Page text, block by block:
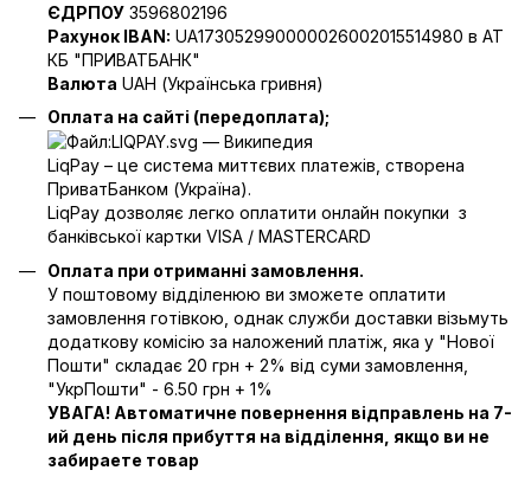
ЄДРПОУ 3596802196
Рахунок IBAN: UA173052990000026002015514980 в АТ
КБ "ПРИВАТБАНК"
Валюта UAH (Українська гривня)
Оплата на сайті (передоплата);
LiqPay – це система миттєвих платежів, створена
ПриватБанком (Україна).
LiqPay дозволяє легко оплатити онлайн покупки з
банківської картки VISA / MASTERCARD
Оплата при отриманні замовлення.
У поштовому відділенюю ви зможете оплатити
замовлення готівкою, однак служби доставки візьмуть
додаткову комісію за наложений платіж, яка у "Нової
Пошти" складає 20 грн + 2% від суми замовлення,
"УкрПошти" - 6.50 грн + 1%
УВАГА! Автоматичне повернення відправлень на 7-
ий день після прибуття на відділення, якщо ви не
забираете товар